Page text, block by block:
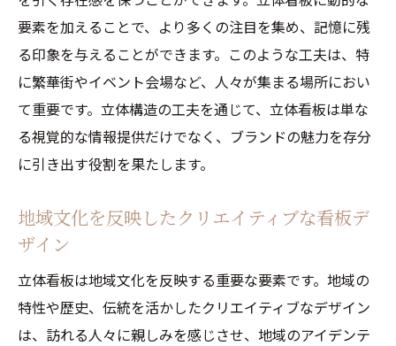
ブランドの個性を表現するクリエイティブ
な手法
立体看板がもたらすブランド認知度の向上
未来を彩る立体看板の無限の可能性
AI技術を導入した次世代看板の展望
仮想現実と連動する立体看板の可能性
新技術がもたらす立体看板の進化
立体看板が創造する新たなビジネスチャン
ス
要素を加えることで、より多くの注目を集め、記憶に残
る印象を与えることができます。このような工夫は、特
に繁華街やイベント会場など、人々が集まる場所におい
て重要です。立体構造の工夫を通じて、立体看板は単な
る視覚的な情報提供だけでなく、ブランドの魅力を存分
に引き出す役割を果たします。
地域文化を反映したクリエイティブな看板デ
ザイン
立体看板は地域文化を反映する重要な要素です。地域の
特性や歴史、伝統を活かしたクリエイティブなデザイン
は、訪れる人々に親しみを感じさせ、地域のアイデンテ